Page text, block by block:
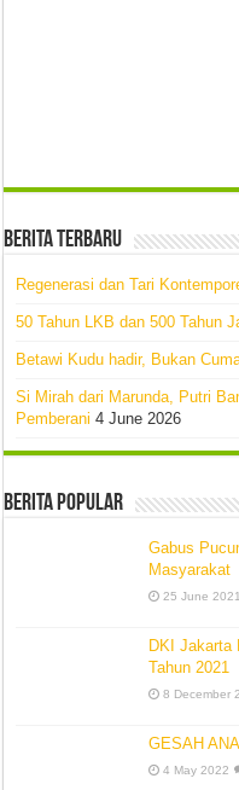
Berita Terbaru
Regenerasi dan Tari
50 Tahun LKB dan 500 Tahun
Betawi Kudu hadir, Bukan
Si Mirah dari Marunda, Putri
Pemberani 4 June 2026
Berita Popular
Gabus
Masyarakat
25 June 2021
DKI Jakarta
Tahun 2021
8 December
GESAH
4 May 2022